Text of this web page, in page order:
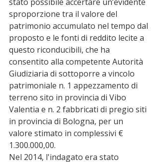
sproporzione tra il valore del
patrimonio accumulato nel tempo dal
proposto e le fonti di reddito lecite a
questo riconducibili, che ha
consentito alla competente Autorità
Giudiziaria di sottoporre a vincolo
patrimoniale n. 1 appezzamento di
terreno sito in provincia di Vibo
Valentia e n. 2 fabbricati di pregio siti
in provincia di Bologna, per un
valore stimato in complessivi €
1.300.000,00.
Nel 2014, l'indagato era stato